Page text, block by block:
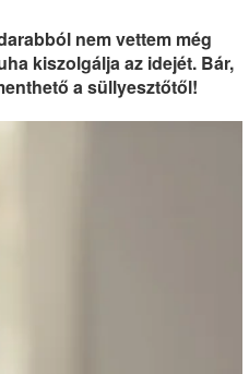
nem vettem még
kiszolgálja az idejét. Bár,
a süllyesztőtől!